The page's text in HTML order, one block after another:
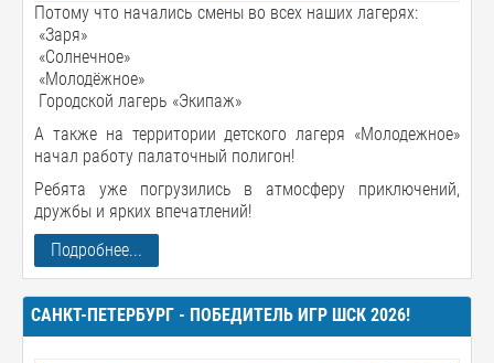
Потому что начались смены во всех наших лагерях:
«Заря»
«Солнечное»
«Молодёжное»
Городской лагерь «Экипаж»
А также на территории детского лагеря «Молодежное»
начал работу палаточный полигон!
Ребята уже погрузились в атмосферу приключений,
дружбы и ярких впечатлений!
Подробнее...
САНКТ-ПЕТЕРБУРГ - ПОБЕДИТЕЛЬ ИГР ШСК 2026!